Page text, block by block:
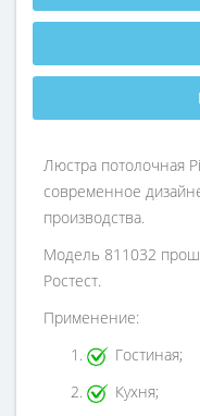
Люстра потолочная
современное
производства.
Модель 811032
Ростест.
Применение:
Гостиная;
Кухня;